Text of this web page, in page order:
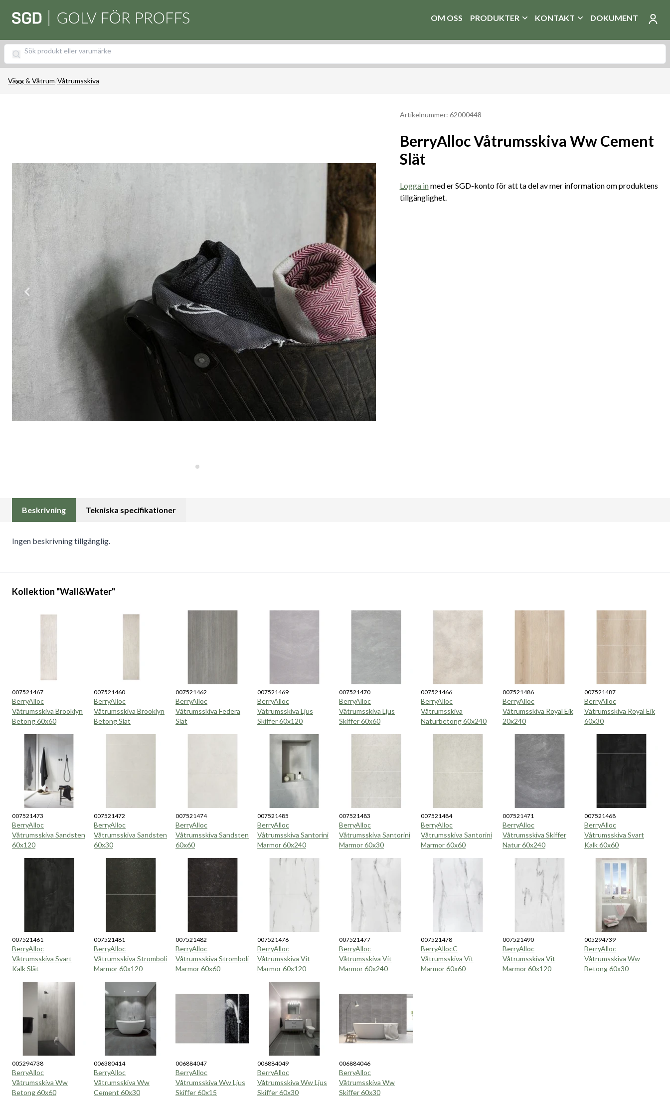
OM OSS PRODUKTER KONTAKT DOKUMENT
Vägg & Våtrum/Våtrumsskiva
Artikelnummer: 62000448
BerryAlloc Våtrumsskiva Ww Cement
Slät
Logga inmed er SGD-konto för att ta del av mer information om produktens
tillgänglighet.
Beskrivning Tekniska specifikationer
Ingen beskrivning tillgänglig.
Kollektion "Wall&Water"
007521467
BerryAlloc
Våtrumsskiva Brooklyn
Betong 60x60
007521460
BerryAlloc
Våtrumsskiva Brooklyn
Betong Slät
007521462
BerryAlloc
Våtrumsskiva Federa
Slät
007521469
BerryAlloc
Våtrumsskiva Ljus
Skiffer 60x120
007521470
BerryAlloc
Våtrumsskiva Ljus
Skiffer 60x60
007521466
BerryAlloc
Våtrumsskiva
Naturbetong 60x240
007521486
BerryAlloc
Våtrumsskiva Royal Eik
20x240
007521487
BerryAlloc
Våtrumsskiva Royal Eik
60x30
007521473
BerryAlloc
Våtrumsskiva Sandsten
60x120
007521472
BerryAlloc
Våtrumsskiva Sandsten
60x30
007521474
BerryAlloc
Våtrumsskiva Sandsten
60x60
007521485
BerryAlloc
Våtrumsskiva Santorini
Marmor 60x240
007521483
BerryAlloc
Våtrumsskiva Santorini
Marmor 60x30
007521484
BerryAlloc
Våtrumsskiva Santorini
Marmor 60x60
007521471
BerryAlloc
Våtrumsskiva Skiffer
Natur 60x240
007521468
BerryAlloc
Våtrumsskiva Svart
Kalk 60x60
007521461
BerryAlloc
Våtrumsskiva Svart
Kalk Slät
007521481
BerryAlloc
Våtrumsskiva Stromboli
Marmor 60x120
007521482
BerryAlloc
Våtrumsskiva Stromboli
Marmor 60x60
007521476
BerryAlloc
Våtrumsskiva Vit
Marmor 60x120
007521477
BerryAlloc
Våtrumsskiva Vit
Marmor 60x240
007521478
BerryAllocC
Våtrumsskiva Vit
Marmor 60x60
007521490
BerryAlloc
Våtrumsskiva Vit
Marmor 60x120
005294739
BerryAlloc
Våtrumsskiva Ww
Betong 60x30
005294738
BerryAlloc
Våtrumsskiva Ww
Betong 60x60
006380414
BerryAlloc
Våtrumsskiva Ww
Cement 60x30
006884047
BerryAlloc
Våtrumsskiva Ww Ljus
Skiffer 60x15
006884049
BerryAlloc
Våtrumsskiva Ww Ljus
Skiffer 60x30
006884046
BerryAlloc
Våtrumsskiva Ww
Skiffer 60x30